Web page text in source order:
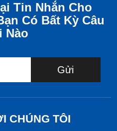
Tin Nhắn Cho
Có Bất Kỳ Câu
Nào
Gửi
CHÚNG TÔI